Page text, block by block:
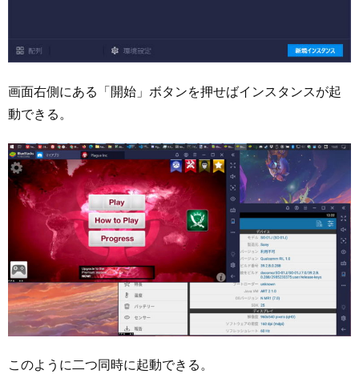
画面右側にある「開始」ボタンを押せばインスタンスが起
動できる。
このように二つ同時に起動できる。